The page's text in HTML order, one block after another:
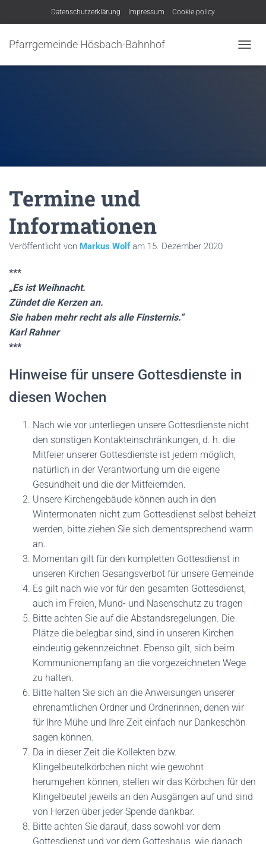
Datenschutzerklärung Impressum Cookie policy
Pfarrgemeinde Hösbach-Bahnhof
A
U
Termine und
Informationen
Veröffentlicht von Markus Wolfam 15. Dezember 2020
***
„Es ist Weihnacht.
Zündet die Kerzen an.
Sie haben mehr recht als alle Finsternis.“
Karl Rahner
***
Hinweise für unsere Gottesdienste in
diesen Wochen
Nach wie vor unterliegen unsere Gottesdienste nicht
den sonstigen Kontakteinschränkungen, d. h. die
Mitfeier unserer Gottesdienste ist jedem möglich,
natürlich in der Verantwortung um die eigene
Gesundheit und die der Mitfeiernden.
Unsere Kirchengebäude können auch in den
Wintermonaten nicht zum Gottesdienst selbst beheizt
werden, bitte ziehen Sie sich dementsprechend warm
an.
Momentan gilt für den kompletten Gottesdienst in
unseren Kirchen Gesangsverbot für unsere Gemeinde
Es gilt nach wie vor für den gesamten Gottesdienst,
auch im Freien, Mund- und Nasenschutz zu tragen
Bitte achten Sie auf die Abstandsregelungen. Die
Plätze die belegbar sind, sind in unseren Kirchen
eindeutig gekennzeichnet. Ebenso gilt, sich beim
Kommunionempfang an die vorgezeichneten Wege
zu halten.
Bitte halten Sie sich an die Anweisungen unserer
ehrenamtlichen Ordner und Ordnerinnen, denen wir
für Ihre Mühe und Ihre Zeit einfach nur Dankeschön
sagen können.
Da in dieser Zeit die Kollekten bzw.
Klingelbeutelkörbchen nicht wie gewohnt
herumgehen können, stellen wir das Körbchen für den
Klingelbeutel jeweils an den Ausgängen auf und sind
von Herzen über jeder Spende dankbar.
Bitte achten Sie darauf, dass sowohl vor dem
Gottesdienst und vor dem Gotteshaus, wie danach